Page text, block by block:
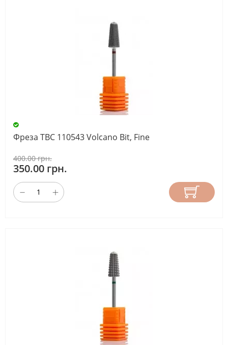
Фреза ТВС 110543 Volcano Bit, Fine
400.00 грн.
350.00 грн.